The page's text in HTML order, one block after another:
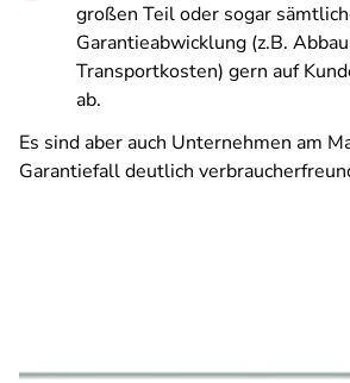
großen Teil oder sogar
Garantieabwicklung (z.B.
Transportkosten) gern auf
ab.
Es sind aber auch Unternehmen am
Garantiefall deutlich